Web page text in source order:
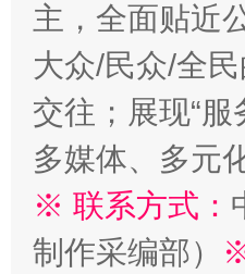
主，全面贴近
大众/民众/全
交往；展现“
多媒体、多元
※ 联系方式：
制作采编部）